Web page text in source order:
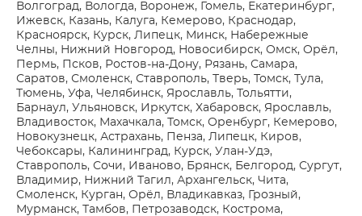
Волгоград, Вологда, Воронеж, Гомель, Екатеринбург,
Ижевск, Казань, Калуга, Кемерово, Краснодар,
Красноярск, Курск, Липецк, Минск, Набережные
Челны, Нижний Новгород, Новосибирск, Омск, Орёл,
Пермь, Псков, Ростов-на-Дону, Рязань, Самара,
Саратов, Смоленск, Ставрополь, Тверь, Томск, Тула,
Тюмень, Уфа, Челябинск, Ярославль, Тольятти,
Барнаул, Ульяновск, Иркутск, Хабаровск, Ярославль,
Владивосток, Махачкала, Томск, Оренбург, Кемерово,
Новокузнецк, Астрахань, Пенза, Липецк, Киров,
Чебоксары, Калининград, Курск, Улан-Удэ,
Ставрополь, Сочи, Иваново, Брянск, Белгород, Сургут,
Владимир, Нижний Тагил, Архангельск, Чита,
Смоленск, Курган, Орёл, Владикавказ, Грозный,
Мурманск, Тамбов, Петрозаводск, Кострома,